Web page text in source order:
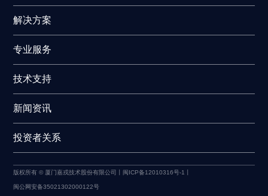
解决方案
专业服务
技术支持
新闻资讯
投资者关系
版权所有 © 厦门嘉戎技术股份有限公司丨闽ICP备12010316号-1丨
闽公网安备35021302000122号